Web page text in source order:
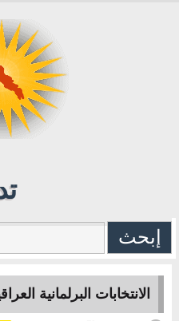
الانتخابات البرلمانية العراقية